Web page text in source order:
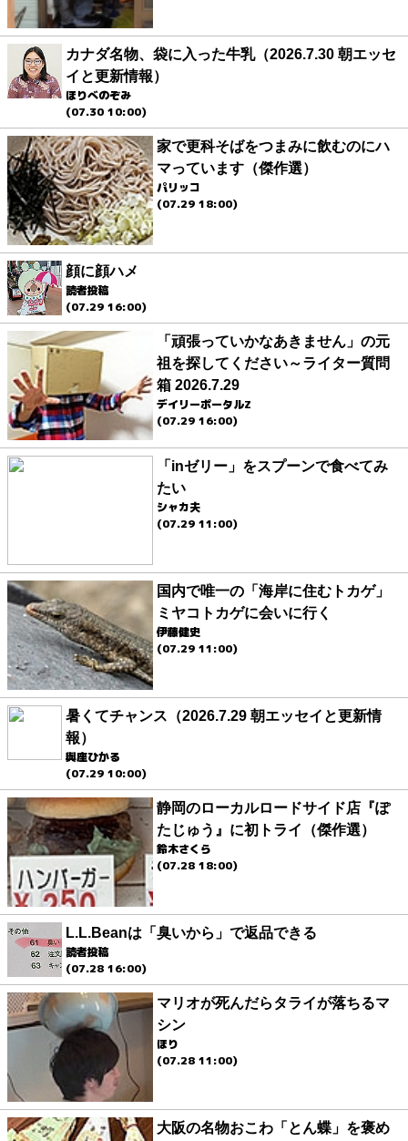
カナダ名物、袋に入った牛乳（2026.7.30 朝エッセ
イと更新情報）
ほりべのぞみ
(07.30 10:00)
家で更科そばをつまみに飲むのにハ
マっています（傑作選）
パリッコ
(07.29 18:00)
顔に顔ハメ
読者投稿
(07.29 16:00)
「頑張っていかなあきません」の元
祖を探してください～ライター質問
箱 2026.7.29
デイリーポータルZ
(07.29 16:00)
「inゼリー」をスプーンで食べてみ
たい
シャカ夫
(07.29 11:00)
国内で唯一の「海岸に住むトカゲ」
ミヤコトカゲに会いに行く
伊藤健史
(07.29 11:00)
暑くてチャンス（2026.7.29 朝エッセイと更新情
報）
與座ひかる
(07.29 10:00)
静岡のローカルロードサイド店『ぽ
たじゅう』に初トライ（傑作選）
鈴木さくら
(07.28 18:00)
L.L.Beanは「臭いから」で返品できる
読者投稿
(07.28 16:00)
マリオが死んだらタライが落ちるマ
シン
ほり
(07.28 11:00)
大阪の名物おこわ「とん蝶」を褒め